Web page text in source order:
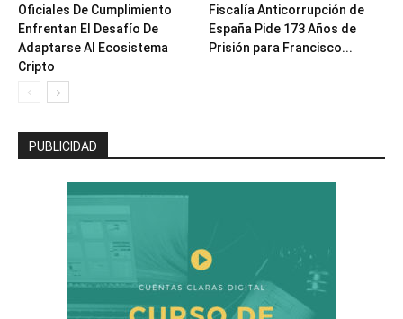
Oficiales De Cumplimiento
Enfrentan El Desafío De
Adaptarse Al Ecosistema
Cripto
Fiscalía Anticorrupción de
España Pide 173 Años de
Prisión para Francisco...
PUBLICIDAD